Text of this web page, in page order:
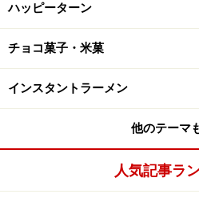
シャリッとしたあられ
あられ糖の甘みと食感が、異国
ます
さらに表面にトッピングされ
とした食感と甘みがアクセン
ハッピーターン
チョコ菓子・米菓
インスタントラーメン
他のテーマ
人気記事ラ